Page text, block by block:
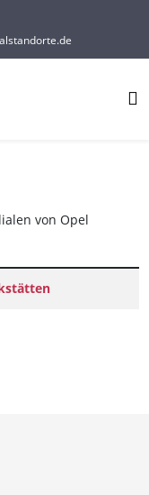
von Opel